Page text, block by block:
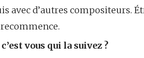
avec d’autres compositeurs.
vous qui la suivez ?